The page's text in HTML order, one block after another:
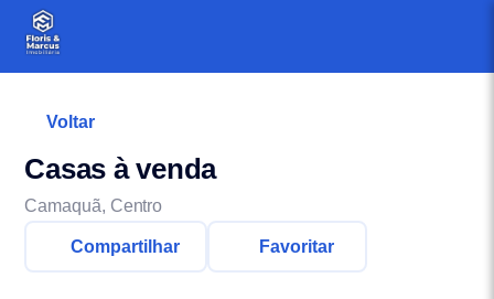
Voltar
Casas à venda
Camaquã, Centro
Compartilhar Favoritar